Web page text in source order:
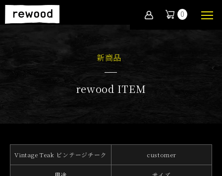
0
新商品
rewood ITEM
Vintage Teak ビンテージチーク customer